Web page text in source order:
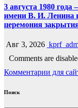
3 августа 1980
имени В. И. Ленина
церемония
Авг 3, 2026
Comments are
Комментарии для
Поиск